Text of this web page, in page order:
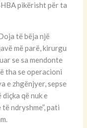
pikërisht për ta
të bëja një
më parë, kirurgu
se sa mendonte
tha se operacioni
e zhgënjyer, sepse
që nuk e
ndryshme”, pati